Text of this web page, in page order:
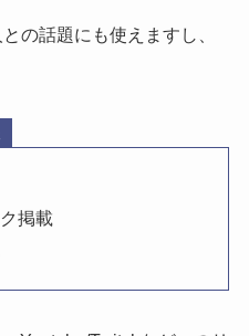
の話題にも使えますし、
掲載